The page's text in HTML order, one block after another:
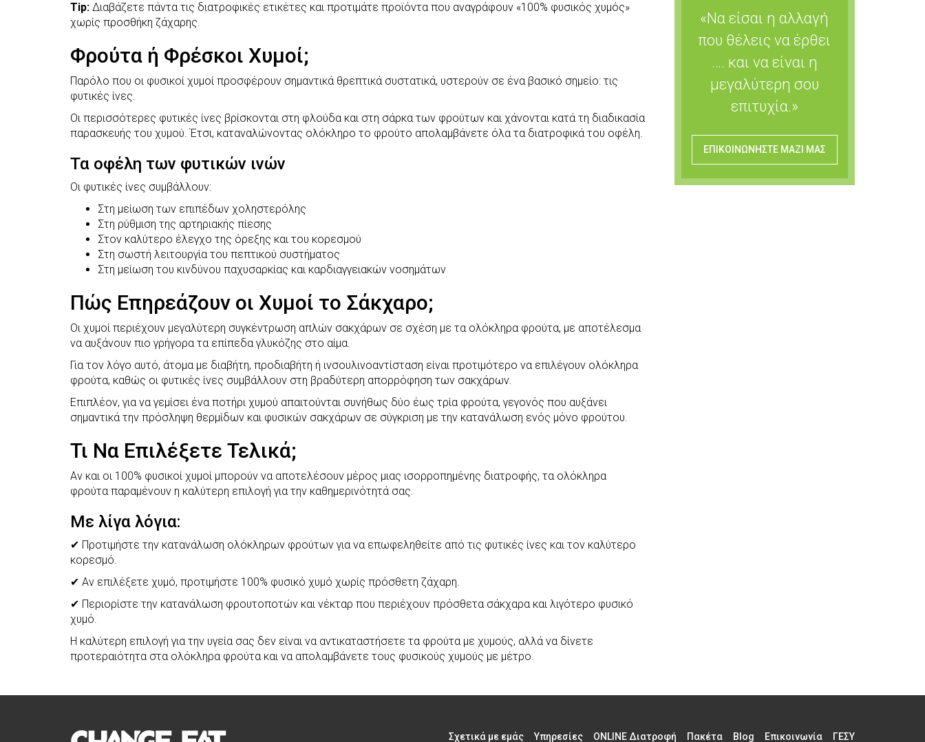
Tip: Διαβάζετε πάντα τις διατροφικές ετικέτες και προτιμάτε προϊόντα που αναγράφουν «100% φυσικός χυμός»
χωρίς προσθήκη ζάχαρης.
Φρούτα ή Φρέσκοι Χυμοί;
Παρόλο που οι φυσικοί χυμοί προσφέρουν σημαντικά θρεπτικά συστατικά, υστερούν σε ένα βασικό σημείο: τις
φυτικές ίνες.
Οι περισσότερες φυτικές ίνες βρίσκονται στη φλούδα και στη σάρκα των φρούτων και χάνονται κατά τη διαδικασία
παρασκευής του χυμού. Έτσι, καταναλώνοντας ολόκληρο το φρούτο απολαμβάνετε όλα τα διατροφικά του οφέλη.
Τα οφέλη των φυτικών ινών
Οι φυτικές ίνες συμβάλλουν:
Στη μείωση των επιπέδων χοληστερόλης
Στη ρύθμιση της αρτηριακής πίεσης
Στον καλύτερο έλεγχο της όρεξης και του κορεσμού
Στη σωστή λειτουργία του πεπτικού συστήματος
Στη μείωση του κινδύνου παχυσαρκίας και καρδιαγγειακών νοσημάτων
Πώς Επηρεάζουν οι Χυμοί το Σάκχαρο;
Οι χυμοί περιέχουν μεγαλύτερη συγκέντρωση απλών σακχάρων σε σχέση με τα ολόκληρα φρούτα, με αποτέλεσμα
να αυξάνουν πιο γρήγορα τα επίπεδα γλυκόζης στο αίμα.
Για τον λόγο αυτό, άτομα με διαβήτη, προδιαβήτη ή ινσουλινοαντίσταση είναι προτιμότερο να επιλέγουν ολόκληρα
φρούτα, καθώς οι φυτικές ίνες συμβάλλουν στη βραδύτερη απορρόφηση των σακχάρων.
Επιπλέον, για να γεμίσει ένα ποτήρι χυμού απαιτούνται συνήθως δύο έως τρία φρούτα, γεγονός που αυξάνει
σημαντικά την πρόσληψη θερμίδων και φυσικών σακχάρων σε σύγκριση με την κατανάλωση ενός μόνο φρούτου.
Τι Να Επιλέξετε Τελικά;
Αν και οι 100% φυσικοί χυμοί μπορούν να αποτελέσουν μέρος μιας ισορροπημένης διατροφής, τα ολόκληρα
φρούτα παραμένουν η καλύτερη επιλογή για την καθημερινότητά σας.
Με λίγα λόγια:
✔ Προτιμήστε την κατανάλωση ολόκληρων φρούτων για να επωφεληθείτε από τις φυτικές ίνες και τον καλύτερο
κορεσμό.
✔ Αν επιλέξετε χυμό, προτιμήστε 100% φυσικό χυμό χωρίς πρόσθετη ζάχαρη.
✔ Περιορίστε την κατανάλωση φρουτοποτών και νέκταρ που περιέχουν πρόσθετα σάκχαρα και λιγότερο φυσικό
χυμό.
Η καλύτερη επιλογή για την υγεία σας δεν είναι να αντικαταστήσετε τα φρούτα με χυμούς, αλλά να δίνετε
προτεραιότητα στα ολόκληρα φρούτα και να απολαμβάνετε τους φυσικούς χυμούς με μέτρο.
«Να είσαι η αλλαγή
που θέλεις να έρθει
…. και να είναι η
μεγαλύτερη σου
επιτυχία.»
ΕΠΙΚΟΙΝΩΝΗΣΤΕ ΜΑΖΙ ΜΑΣ
Σχετικά με εμάς Υπηρεσίες ONLINE Διατροφή Πακέτα Blog Επικοινωνία ΓΕΣΥ